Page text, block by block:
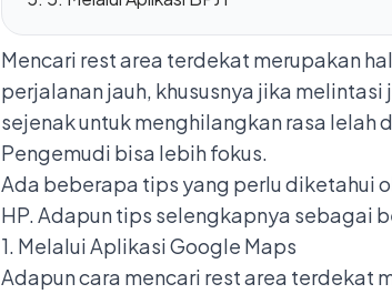
Mencari rest area terdekat merupakan
perjalanan jauh, khususnya jika
sejenak untuk menghilangkan rasa
Pengemudi bisa lebih fokus.
Ada beberapa tips yang perlu diketahui
HP. Adapun tips selengkapnya sebagai
1. Melalui Aplikasi Google Maps
Adapun cara mencari rest area terdekat